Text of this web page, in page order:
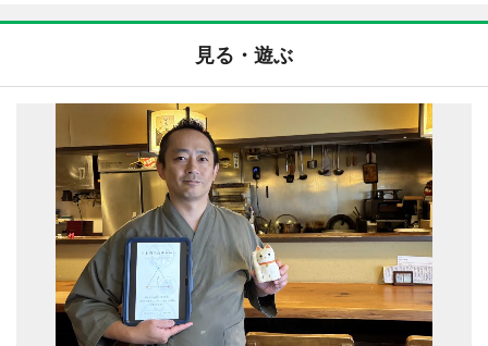
見る・遊ぶ